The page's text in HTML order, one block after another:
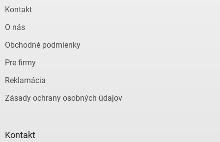
Kontakt
O nás
Obchodné podmienky
Pre firmy
Reklamácia
Zásady ochrany osobných údajov
Kontakt